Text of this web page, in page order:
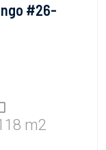
#26-
m2